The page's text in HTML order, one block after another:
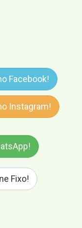
Facebook!
Instagram!
Fixo!